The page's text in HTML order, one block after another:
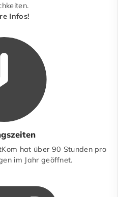
Infos!
hat über 90 Stunden pro
im Jahr geöffnet.